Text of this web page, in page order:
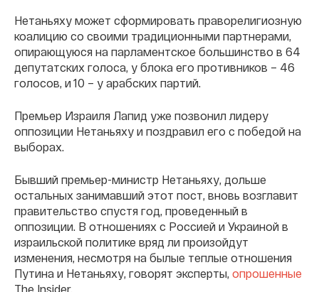
Нетаньяху может сформировать праворелигиозную
коалицию со своими традиционными партнерами,
опирающуюся на парламентское большинство в 64
депутатских голоса, у блока его противников – 46
голосов, и 10 – у арабских партий.
Премьер Израиля Лапид уже позвонил лидеру
оппозиции Нетаньяху и поздравил его с победой на
выборах.
Бывший премьер-министр Нетаньяху, дольше
остальных занимавший этот пост, вновь возглавит
правительство спустя год, проведенный в
оппозиции. В отношениях с Россией и Украиной в
израильской политике вряд ли произойдут
изменения, несмотря на былые теплые отношения
Путина и Нетаньяху, говорят эксперты, опрошенные
The Insider.